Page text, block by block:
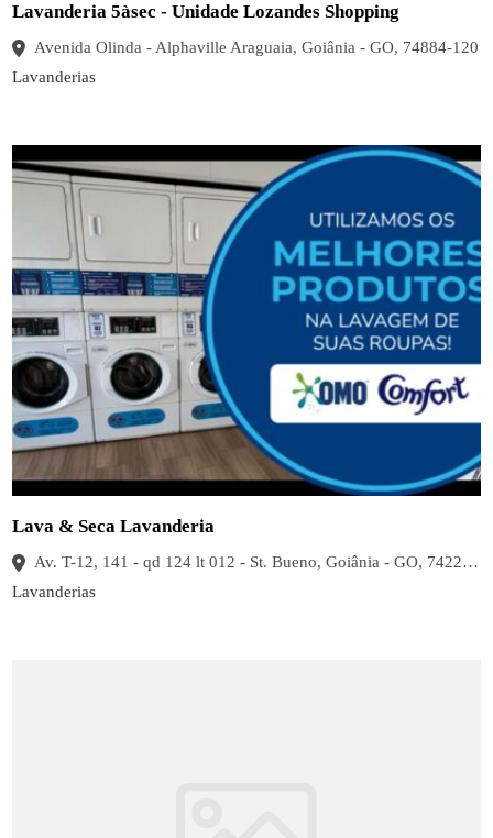
Lavanderia 5àsec - Unidade Lozandes Shopping
Avenida Olinda - Alphaville Araguaia, Goiânia - GO, 74884-120
Lavanderias
Lava & Seca Lavanderia
Av. T-12, 141 - qd 124 lt 012 - St. Bueno, Goiânia - GO, 74223-080, Brasil
Lavanderias